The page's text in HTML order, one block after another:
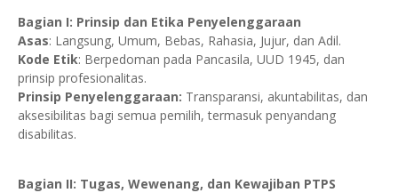
Bagian I: Prinsip dan Etika Penyelenggaraan
Asas: Langsung, Umum, Bebas, Rahasia, Jujur, dan Adil.
Kode Etik: Berpedoman pada Pancasila, UUD 1945, dan
prinsip profesionalitas.
Prinsip Penyelenggaraan: Transparansi, akuntabilitas, dan
aksesibilitas bagi semua pemilih, termasuk penyandang
disabilitas.
Bagian II: Tugas, Wewenang, dan Kewajiban PTPS